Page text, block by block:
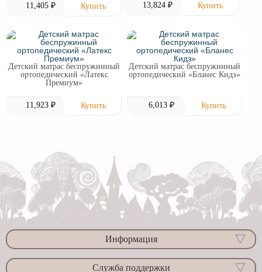
11,405 ₽ 13,824 ₽
Детский матрас беспружинный
ортопедический «Латекс
Премиум»
11,923 ₽
Детский матрас беспружинный
ортопедический «Бланес Кидз»
6,013 ₽
Информация
Служба поддержки